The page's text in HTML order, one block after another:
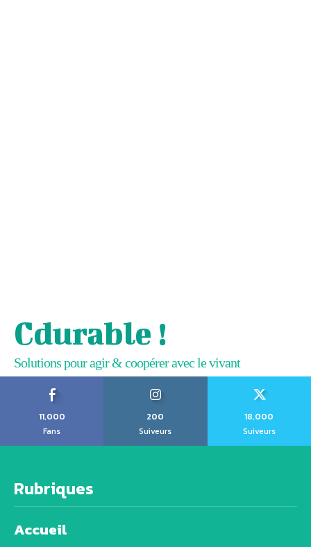
Cdurable !
Solutions pour agir & coopérer avec le vivant
11,000
Fans
200
Suiveurs
18,000
Suiveurs
Rubriques
Accueil